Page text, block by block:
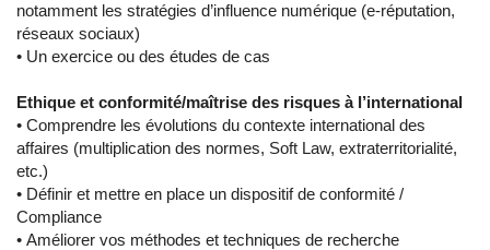
notamment les stratégies d’influence numérique (e-réputation,
réseaux sociaux)
• Un exercice ou des études de cas
Ethique et conformité/maîtrise des risques à l’international
• Comprendre les évolutions du contexte international des
affaires (multiplication des normes, Soft Law, extraterritorialité,
etc.)
• Définir et mettre en place un dispositif de conformité /
Compliance
• Améliorer vos méthodes et techniques de recherche